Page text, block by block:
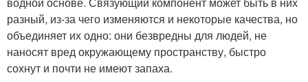
разный, из-за чего изменяются и некоторые качества, но
объединяет их одно: они безвредны для людей, не
наносят вред окружающему пространству, быстро
сохнут и почти не имеют запаха.